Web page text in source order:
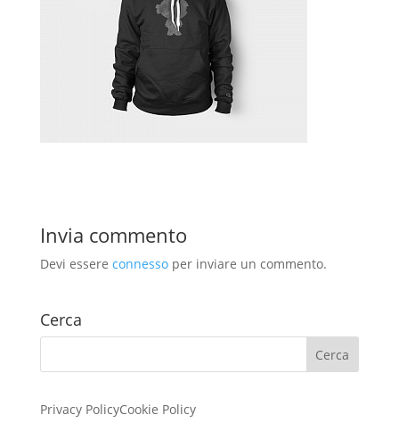
Invia commento
Devi essere connessoper inviare un commento.
Cerca
Privacy PolicyCookie Policy